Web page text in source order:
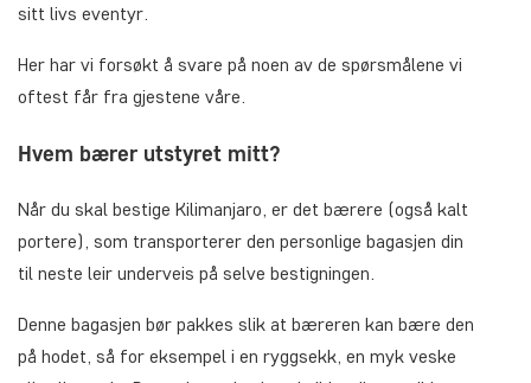
sitt livs eventyr.
Her har vi forsøkt å svare på noen av de spørsmålene vi
oftest får fra gjestene våre.
Hvem bærer utstyret mitt?
Når du skal bestige Kilimanjaro, er det bærere (også kalt
portere), som transporterer den personlige bagasjen din
til neste leir underveis på selve bestigningen.
Denne bagasjen bør pakkes slik at bæreren kan bære den
på hodet, så for eksempel i en ryggsekk, en myk veske